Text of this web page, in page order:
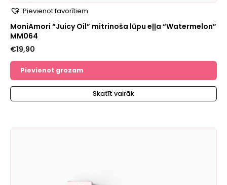
Pievienot favorītiem
MoniAmori “Juicy Oil” mitrinoša lūpu eļļa “Watermelon”
MM064
€19,90
Pievienot grozam
Skatīt vairāk